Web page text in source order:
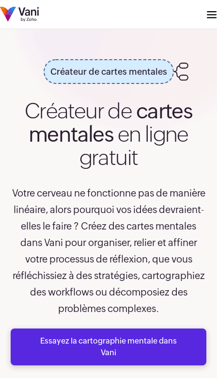
Créateur de cartes mentales
Créateur de cartes
mentalesen ligne
gratuit
Votre cerveau ne fonctionne pas de manière
linéaire, alors pourquoi vos idées devraient-
elles le faire ? Créez des cartes mentales
dans Vani pour organiser, relier et affiner
votre processus de réflexion, que vous
réfléchissiez à des stratégies, cartographiez
des workflows ou décomposiez des
problèmes complexes.
Essayez la cartographie mentale dans
Vani
37
38
39
40
41
42
43
44
45
46
47
48